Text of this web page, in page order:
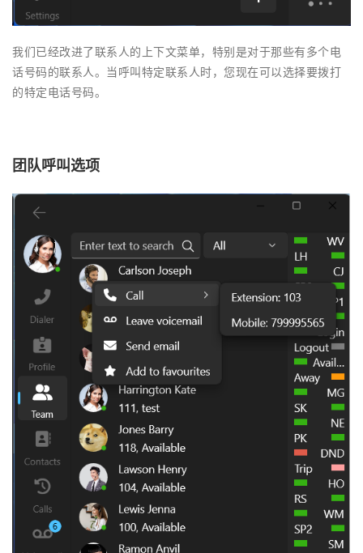
我们已经改进了联系人的上下文菜单，特别是对于那些有多个电
话号码的联系人。当呼叫特定联系人时，您现在可以选择要拨打
的特定电话号码。
团队呼叫选项